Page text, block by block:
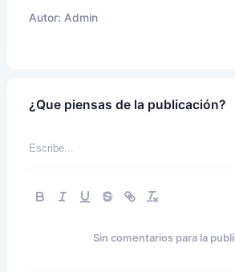
Autor: Admin
¿Que piensas de la publicación?
Sin comentarios para la